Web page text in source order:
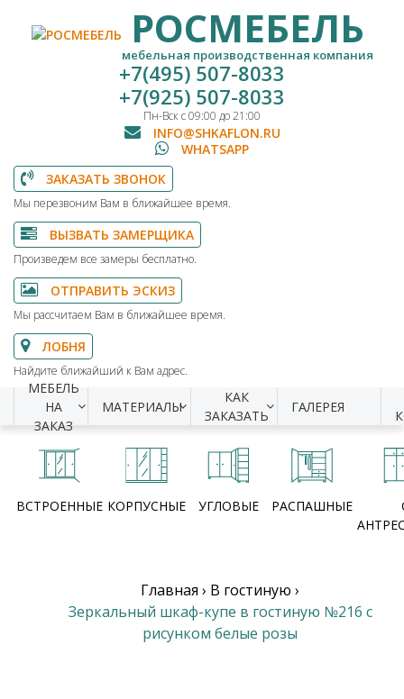
РОСМЕБЕЛЬ
мебельная производственная компания
+7(495) 507-8033
+7(925) 507-8033
Пн-Вск с 09:00 до 21:00
INFO@SHKAFLON.RU
WHATSAPP
ЗАКАЗАТЬ ЗВОНОК
Мы перезвоним Вам в ближайшее время.
ВЫЗВАТЬ ЗАМЕРЩИКА
Произведем все замеры бесплатно.
ОТПРАВИТЬ ЭСКИЗ
Мы рассчитаем Вам в ближайшее время.
ЛОБНЯ
Найдите ближайший к Вам адрес.
МЕБЕЛЬ
НА
ЗАКАЗ
МАТЕРИАЛЫ
КАК
ЗАКАЗАТЬ
ГАЛЕРЕЯ
ВСТРОЕННЫЕ КОРПУСНЫЕ УГЛОВЫЕ РАСПАШНЫЕ
Главная › В гостиную ›
Зеркальный шкаф-купе в гостиную №216 с
рисунком белые розы